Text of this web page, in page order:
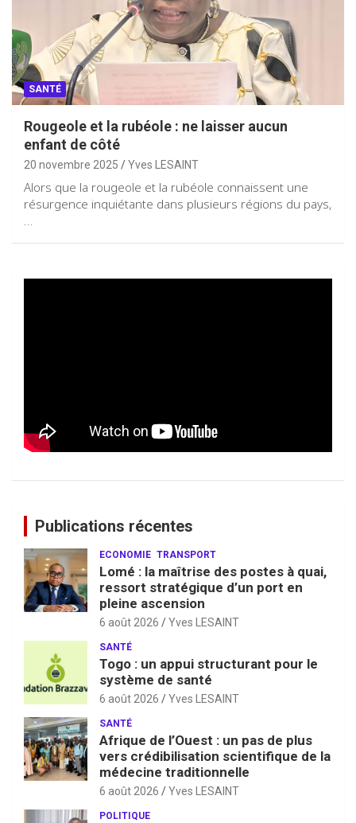
SANTÉ
Rougeole et la rubéole : ne laisser aucun
enfant de côté
20 novembre 2025 Yves LESAINT
Alors que la rougeole et la rubéole connaissent une
résurgence inquiétante dans plusieurs régions du pays,
…
Publications récentes
ECONOMIE TRANSPORT
Lomé : la maîtrise des postes à quai,
ressort stratégique d’un port en
pleine ascension
6 août 2026 Yves LESAINT
SANTÉ
Togo : un appui structurant pour le
système de santé
6 août 2026 Yves LESAINT
SANTÉ
Afrique de l’Ouest : un pas de plus
vers crédibilisation scientifique de la
médecine traditionnelle
6 août 2026 Yves LESAINT
POLITIQUE